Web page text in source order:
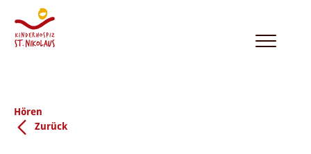
Toggle
Hören
Zurück